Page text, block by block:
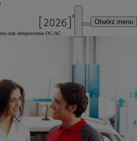
Otwórz menu
oraz ubezpieczenie OC/AC